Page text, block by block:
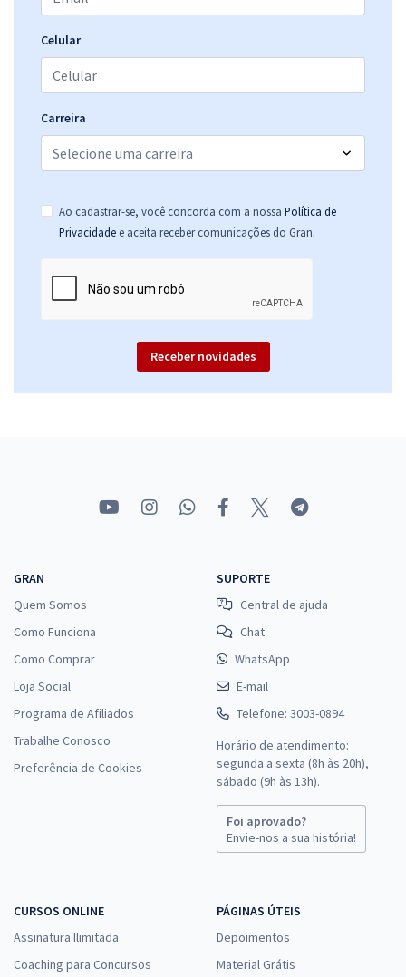
Celular
Carreira
Ao cadastrar-se, você concorda com a nossa Política de
Privacidade e aceita receber comunicações do Gran.
Receber novidades
GRAN
Quem Somos
Como Funciona
Como Comprar
Loja Social
Programa de Afiliados
Trabalhe Conosco
Preferência de Cookies
SUPORTE
Central de ajuda
Chat
WhatsApp
E-mail
Telefone: 3003-0894
Horário de atendimento:
segunda a sexta (8h às 20h),
sábado (9h às 13h).
Foi aprovado?
Envie-nos a sua história!
CURSOS ONLINE
Assinatura Ilimitada
Coaching para Concursos
PÁGINAS ÚTEIS
Depoimentos
Material Grátis